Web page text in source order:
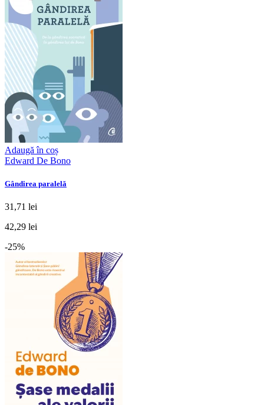
Adaugă în coș
Edward De Bono
Gândirea paralelă
31,71 lei
42,29 lei
-25%